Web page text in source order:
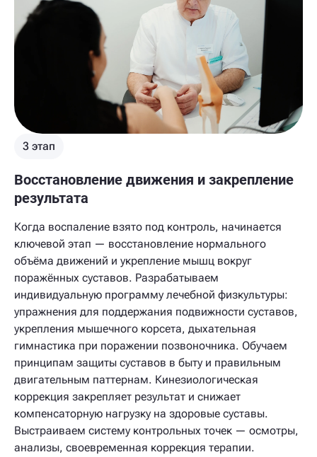
3 этап
Восстановление движения и закрепление
результата
Когда воспаление взято под контроль, начинается
ключевой этап — восстановление нормального
объёма движений и укрепление мышц вокруг
поражённых суставов. Разрабатываем
индивидуальную программу лечебной физкультуры:
упражнения для поддержания подвижности суставов,
укрепления мышечного корсета, дыхательная
гимнастика при поражении позвоночника. Обучаем
принципам защиты суставов в быту и правильным
двигательным паттернам. Кинезиологическая
коррекция закрепляет результат и снижает
компенсаторную нагрузку на здоровые суставы.
Выстраиваем систему контрольных точек — осмотры,
анализы, своевременная коррекция терапии.